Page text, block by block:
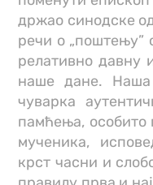
држао синодске
речи о „поштењу”
релативно давну
наше дане. Наша
чуварка
памћења, особито
мученика,
крст часни и